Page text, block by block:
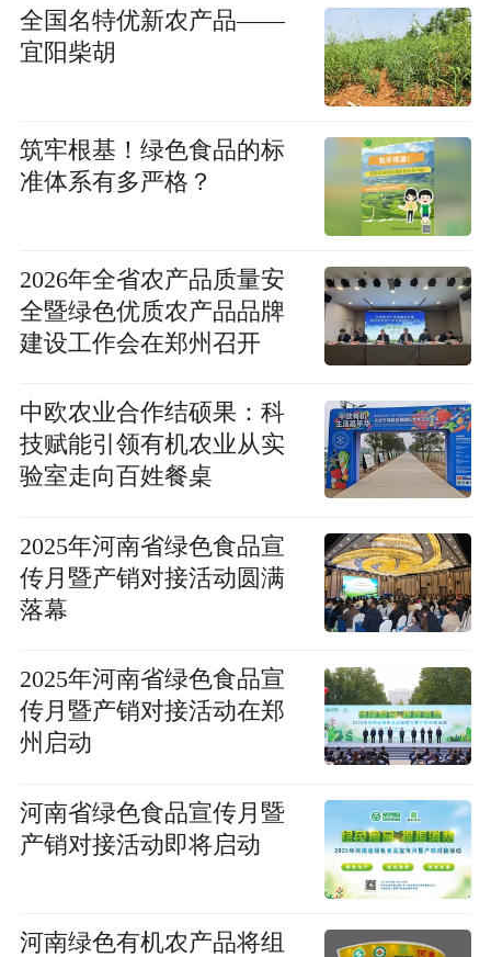
全国名特优新农产品——
宜阳柴胡
筑牢根基！绿色食品的标
准体系有多严格？
2026年全省农产品质量安
全暨绿色优质农产品品牌
建设工作会在郑州召开
中欧农业合作结硕果：科
技赋能引领有机农业从实
验室走向百姓餐桌
2025年河南省绿色食品宣
传月暨产销对接活动圆满
落幕
2025年河南省绿色食品宣
传月暨产销对接活动在郑
州启动
河南省绿色食品宣传月暨
产销对接活动即将启动
河南绿色有机农产品将组